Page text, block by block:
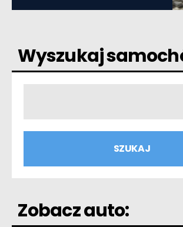
Wyszukaj
Zobacz auto: